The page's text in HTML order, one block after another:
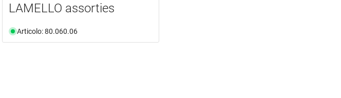
LAMELLO assorties
Articolo: 80.060.06